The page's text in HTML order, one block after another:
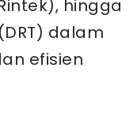
hingga
dalam
efisien